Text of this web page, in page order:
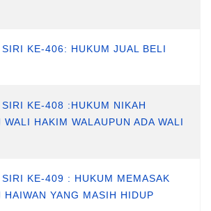
KE-406: HUKUM JUAL BELI
KE-408 :HUKUM NIKAH
WALI HAKIM WALAUPUN ADA WALI
KE-409 : HUKUM MEMASAK
HAIWAN YANG MASIH HIDUP